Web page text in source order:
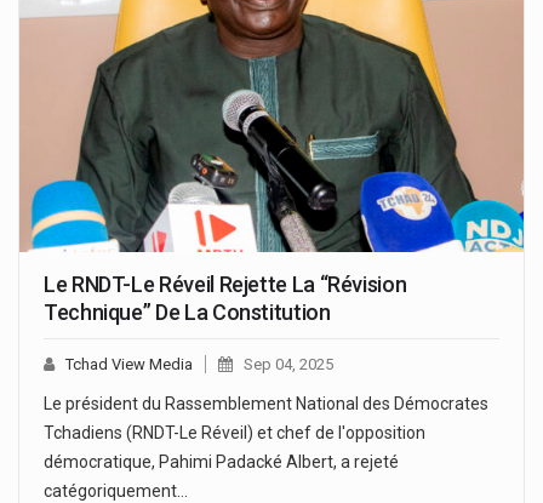
Le RNDT-Le Réveil Rejette La “Révision
Technique” De La Constitution
Tchad View Media Sep 04, 2025
Le président du Rassemblement National des Démocrates
Tchadiens (RNDT-Le Réveil) et chef de l'opposition
démocratique, Pahimi Padacké Albert, a rejeté
catégoriquement…